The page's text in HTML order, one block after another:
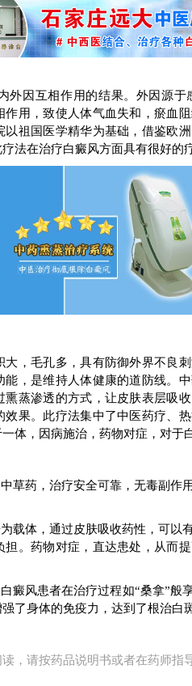
因互相作用的结果。外因源于
用，致使人体气血失和，瘀血
以祖国医学精华为基础，借鉴欧
法在治疗白癜风方面具有很好的
毛孔多，具有防御外界不良刺
，是维持人体健康的道防线。
蒸渗透的方式，让皮肤表层吸
效果。此疗法集中了中医药疗、
体，因病施治，药物对症，对于
药，治疗安全可靠，无毒副作
体，通过皮肤吸收药性，可以
担。药物对症，直达患处，从而
风患者在治疗过程如“桑拿”般
了身体的免疫力，达到了根治白
，请按药品说明书或者在药师指
白癜风早期症状图